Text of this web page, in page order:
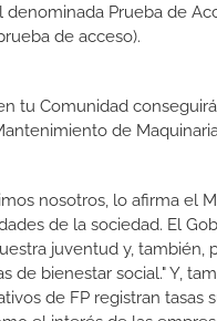
Prueba de
de acceso).
tu Comunidad
de
nosotros, lo afirma el
de la sociedad. El
juventud y, también,
bienestar social." Y,
de FP registran tasas